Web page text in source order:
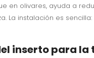
olivares, ayuda a
La instalación es
inserto para